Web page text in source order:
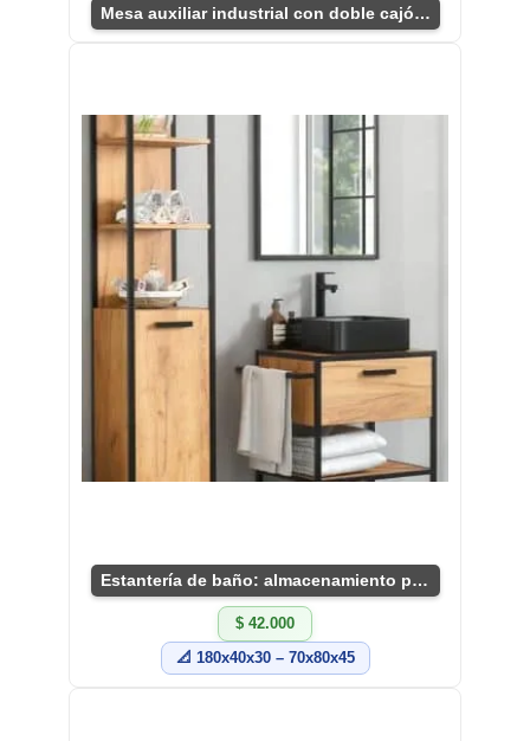
Mesa auxiliar industrial con doble cajón práctico
Estantería de baño: almacenamiento práctico y chic
$ 42.000
📐 180x40x30 – 70x80x45